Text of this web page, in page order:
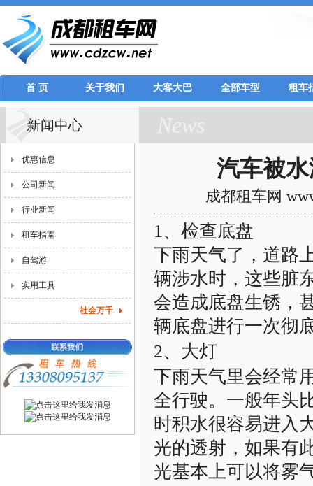
首 页 关于我们 大客大巴 全部车型 租车
新闻中心
优惠信息
公司新闻
行业新闻
租车指南
自驾游
实用工具
社会万千
汽车被
成都租车网
1、检查底盘
下雨天气了，道路
辆涉水时，这些脏
会造成底盘生锈，
辆底盘进行一次彻
2、大灯
下雨天气里会经常
全行驶。一般年头
时积水很容易进入
光的透射，如果有
光基本上可以将雾